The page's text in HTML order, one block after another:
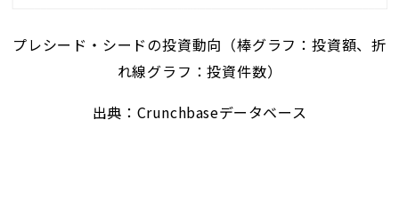
プレシード・シードの投資動向（棒グラフ：投資額、折
れ線グラフ：投資件数）
出典：Crunchbaseデータベース